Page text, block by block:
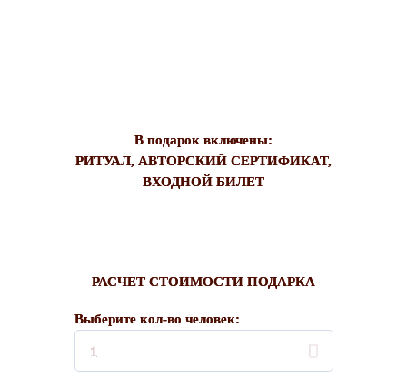
В подарок включены:
РИТУАЛ, АВТОРСКИЙ СЕРТИФИКАТ,
ВХОДНОЙ БИЛЕТ
РАСЧЕТ СТОИМОСТИ ПОДАРКА
Выберите кол-во человек:
1